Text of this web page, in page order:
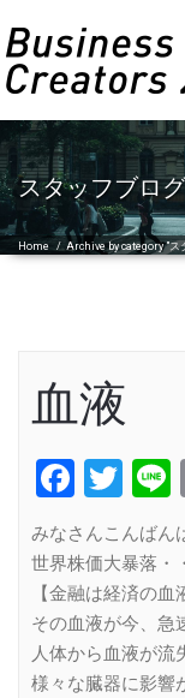
スタッフブログ
Home /Archive by category "ス
血液
みなさんこんばん
世界株価大暴落・
【金融は経済の
その血液が今、急
人体から血液が流
様々な臓器に影響